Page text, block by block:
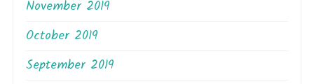
November 2019
October 2019
September 2019